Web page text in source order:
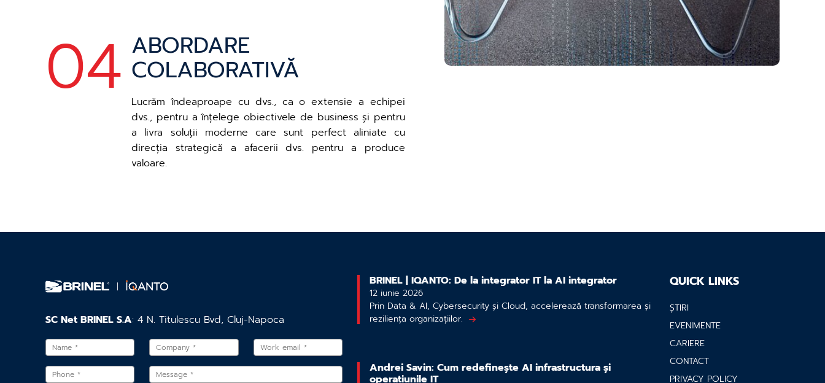
04 ABORDARE
COLABORATIVĂ
Lucrăm îndeaproape cu dvs., ca o extensie a echipei
dvs., pentru a înțelege obiectivele de business și pentru
a livra soluții moderne care sunt perfect aliniate cu
direcția strategică a afacerii dvs. pentru a produce
valoare.
SC Net BRINEL S.A: 4 N. Titulescu Bvd, Cluj-Napoca
BRINEL | IQANTO: De la integrator IT la AI integrator
12 iunie 2026
Prin Data & AI, Cybersecurity și Cloud, accelerează transformarea și
reziliența organizațiilor.
Andrei Savin: Cum redefinește AI infrastructura și
operațiunile IT
QUICK LINKS
ȘTIRI
EVENIMENTE
CARIERE
CONTACT
PRIVACY POLICY